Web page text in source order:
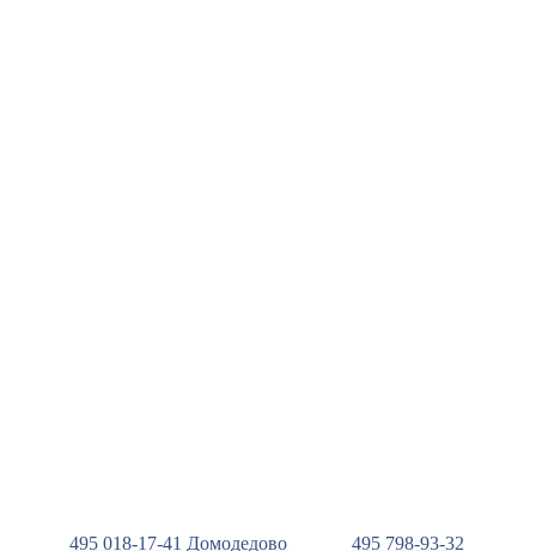
495 018-17-41 Домодедово
495 798-93-32